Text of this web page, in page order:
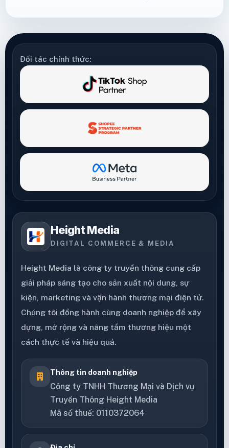
Đối tác chính thức:
Height Media
DIGITAL COMMERCE & MEDIA
Height Media là công ty truyền thông cung cấp
giải pháp sáng tạo cho sản xuất nội dung, sự
kiện, marketing và vận hành thương mại điện tử.
Chúng tôi đồng hành cùng doanh nghiệp để xây
dựng, mở rộng và nâng tầm thương hiệu một
cách thực tế và hiệu quả.
Thông tin doanh nghiệp
Công ty TNHH Thương Mại và Dịch vụ
Truyền Thông Height Media
Mã số thuế: 0110372064